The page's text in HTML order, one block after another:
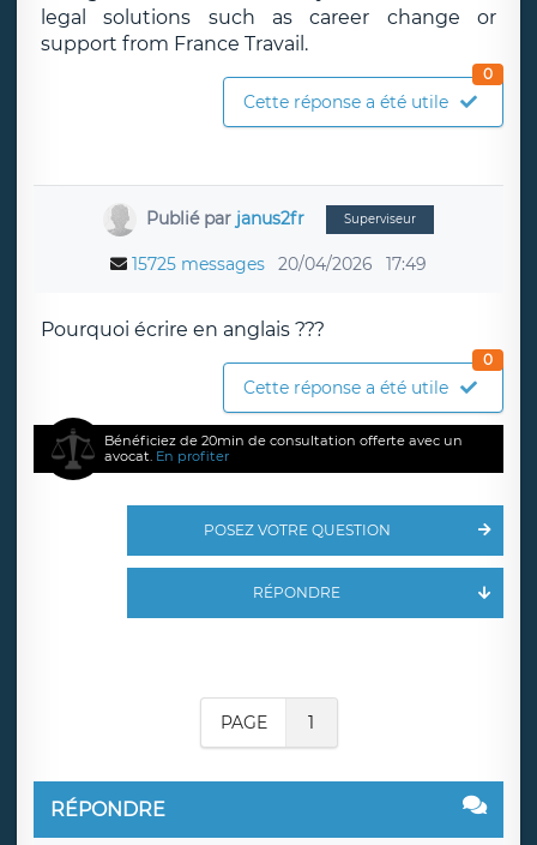
legal solutions such as career change or
support from France Travail.
Cette réponse a été utile
0
Publié par janus2fr Superviseur
15725 messages 20/04/2026 17:49
Pourquoi écrire en anglais ???
Cette réponse a été utile
0
Bénéficiez de 20min de consultation offerte avec un
avocat. En profiter
POSEZ VOTRE QUESTION
RÉPONDRE
PAGE 1
RÉPONDRE